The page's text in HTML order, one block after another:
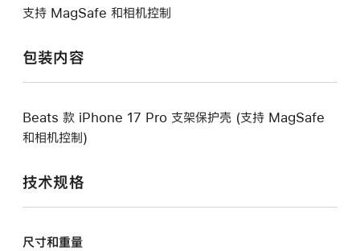
支持 MagSafe 和相机控制
包装内容
Beats 款 iPhone 17 Pro 支架保护壳 (支持 MagSafe
和相机控制)
技术规格
尺寸和重量